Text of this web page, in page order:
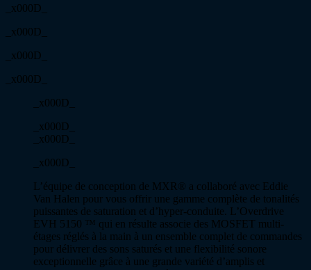
_x000D_
_x000D_
_x000D_
_x000D_
_x000D_
_x000D_
_x000D_
_x000D_
L’équipe de conception de MXR® a collaboré avec Eddie
Van Halen pour vous offrir une gamme complète de tonalités
puissantes de saturation et d’hyper-conduite. L’Overdrive
EVH 5150 ™ qui en résulte associe des MOSFET multi-
étages réglés à la main à un ensemble complet de commandes
pour délivrer des sons saturés et une flexibilité sonore
exceptionnelle grâce à une grande variété d’amplis et